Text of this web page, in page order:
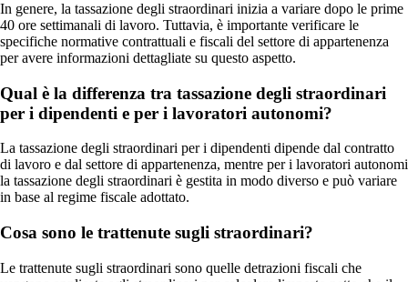
In genere, la tassazione degli straordinari inizia a variare dopo le prime
40 ore settimanali di lavoro. Tuttavia, è importante verificare le
specifiche normative contrattuali e fiscali del settore di appartenenza
per avere informazioni dettagliate su questo aspetto.
Qual è la differenza tra tassazione degli straordinari
per i dipendenti e per i lavoratori autonomi?
La tassazione degli straordinari per i dipendenti dipende dal contratto
di lavoro e dal settore di appartenenza, mentre per i lavoratori autonomi
la tassazione degli straordinari è gestita in modo diverso e può variare
in base al regime fiscale adottato.
Cosa sono le trattenute sugli straordinari?
Le trattenute sugli straordinari sono quelle detrazioni fiscali che